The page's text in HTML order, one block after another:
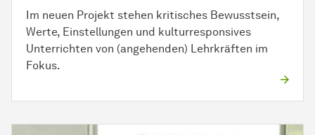
Im neuen Projekt stehen kritisches Bewusstsein,
Werte, Einstellungen und kulturresponsives
Unterrichten von (angehenden) Lehrkräften im
Fokus.